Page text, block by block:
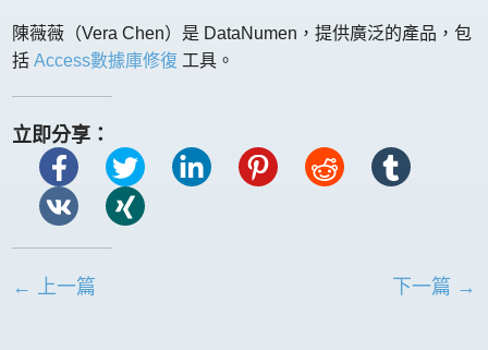
陳薇薇（Vera Chen）是 DataNumen，提供廣泛的產品，包
括Access數據庫修復 工具。
立即分享：
← 上一篇 下一篇 →